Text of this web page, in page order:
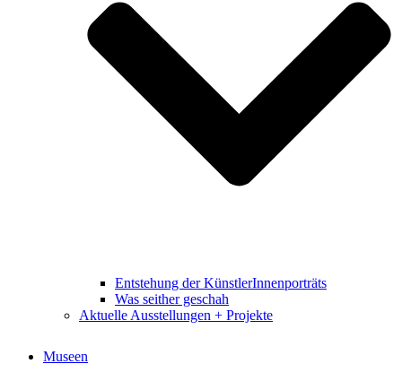
Entstehung der KünstlerInnenporträts
Was seither geschah
Aktuelle Ausstellungen + Projekte
Museen